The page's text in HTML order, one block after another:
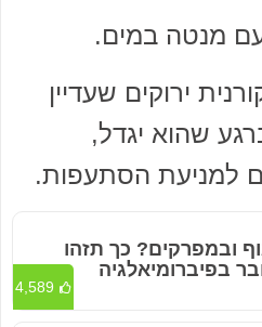
מנטה במים.
ירוקים שעדיין
שהוא יגדל,
למניעת הסתעפות.
ובמפרקים? כך תזהו
בפיברומיאלגיה
4,589